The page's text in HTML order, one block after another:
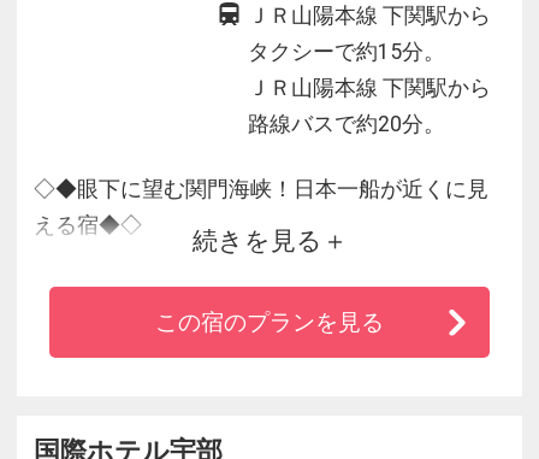
ＪＲ山陽本線 下関駅から
タクシーで約15分。
ＪＲ山陽本線 下関駅から
路線バスで約20分。
◇◆眼下に望む関門海峡！日本一船が近くに見
える宿◆◇
■全室海峡一望！ゆったり寛げるお部屋
■下関の醍醐味「ふく」など関門の食材をご堪能
■迫力の絶景を望む大浴場、露天風呂♪サウナ完
続きを見る
この宿のプランを見る
国際ホテル宇部